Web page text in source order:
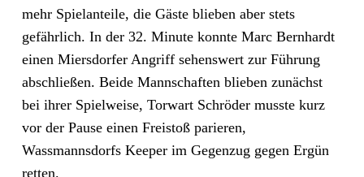
mehr Spielanteile, die Gäste blieben aber stets
gefährlich. In der 32. Minute konnte Marc Bernhardt
einen Miersdorfer Angriff sehenswert zur Führung
abschließen. Beide Mannschaften blieben zunächst
bei ihrer Spielweise, Torwart Schröder musste kurz
vor der Pause einen Freistoß parieren,
Wassmannsdorfs Keeper im Gegenzug gegen Ergün
retten.